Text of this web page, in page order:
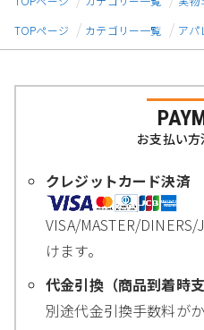
TOPページ
カテゴリー一覧 アパ
お支払い
クレジットカード決済
VISA/MASTER/
けます。
代金引換（商品到着時支
別途代金引換手数料がか